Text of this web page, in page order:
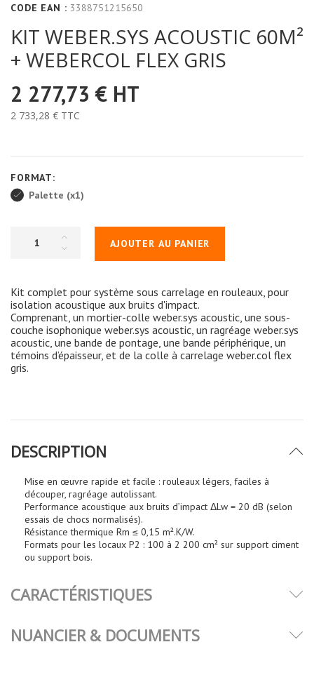
CODE EAN : 3388751215650
KIT WEBER.SYS ACOUSTIC 60M²
+ WEBERCOL FLEX GRIS
2 277,73 € HT
2 733,28 € TTC
FORMAT:
Palette (x1)
AJOUTER AU PANIER
Kit complet pour système sous carrelage en rouleaux, pour
isolation acoustique aux bruits d'impact.
Comprenant, un mortier-colle weber.sys acoustic, une sous-
couche isophonique weber.sys acoustic, un ragréage weber.sys
acoustic, une bande de pontage, une bande périphérique, un
témoins d’épaisseur, et de la colle à carrelage weber.col flex
gris.
DESCRIPTION
Mise en œuvre rapide et facile : rouleaux légers, faciles à
découper, ragréage autolissant.
Performance acoustique aux bruits d’impact ΔLw = 20 dB (selon
essais de chocs normalisés).
Résistance thermique Rm ≤ 0,15 m².K/W.
Formats pour les locaux P2 : 100 à 2 200 cm² sur support ciment
ou support bois.
CARACTÉRISTIQUES
NUANCIER & DOCUMENTS